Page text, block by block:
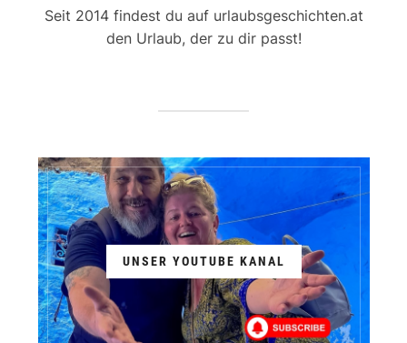
Seit 2014 findest du auf urlaubsgeschichten.at
den Urlaub, der zu dir passt!
UNSER YOUTUBE KANAL